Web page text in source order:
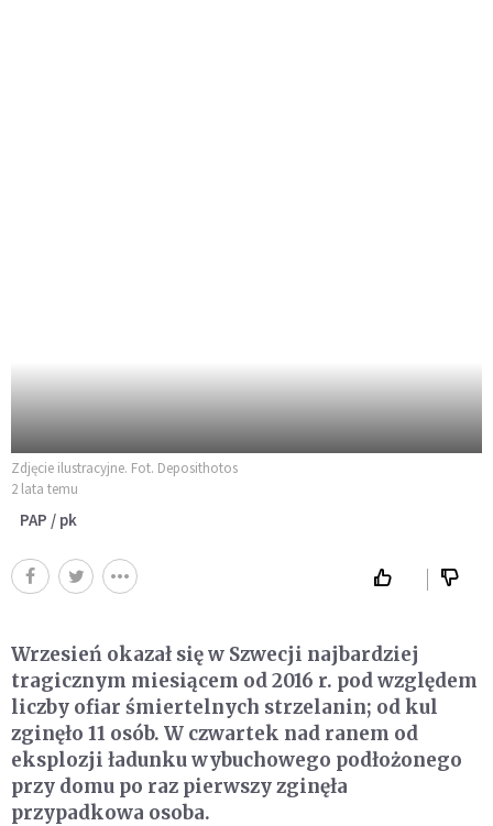
Zdjęcie ilustracyjne. Fot. Deposithotos
2 lata temu
PAP / pk
Wrzesień okazał się w Szwecji najbardziej
tragicznym miesiącem od 2016 r. pod względem
liczby ofiar śmiertelnych strzelanin; od kul
zginęło 11 osób. W czwartek nad ranem od
eksplozji ładunku wybuchowego podłożonego
przy domu po raz pierwszy zginęła
przypadkowa osoba.